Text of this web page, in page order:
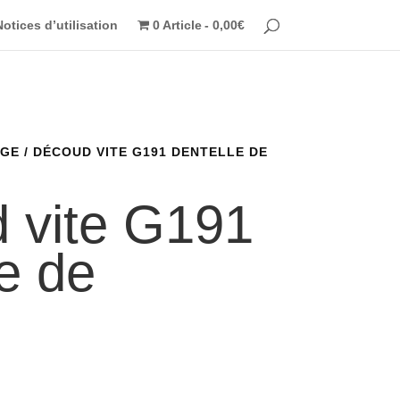
d’utilisation 0 Article 0,00€
/ DÉCOUD VITE G191 DENTELLE DE
vite G191
de